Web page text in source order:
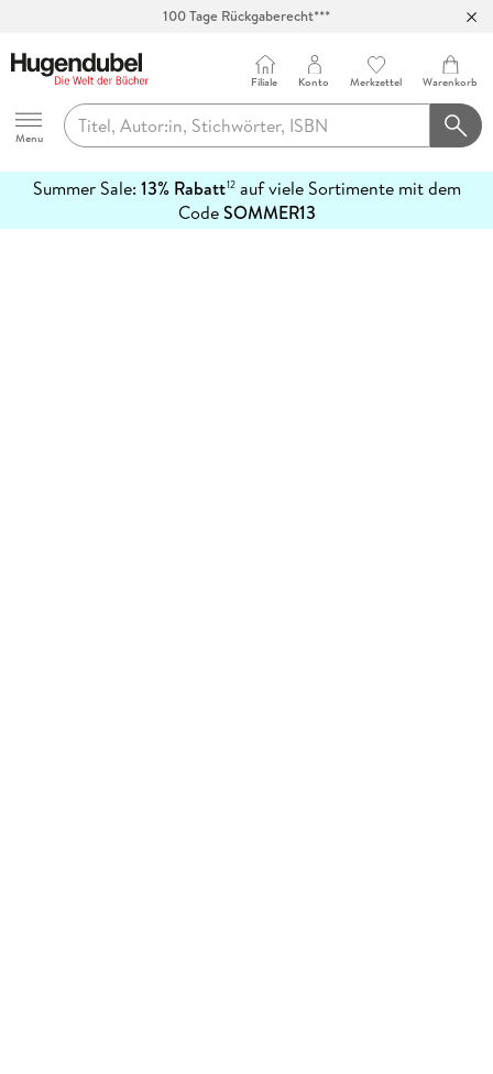
100 Tage Rückgaberecht***
Hugendubel
Menu
Filiale Konto Merkzettel Warenkorb
Summer Sale: 13% Rabatt12auf viele Sortimente mit dem
CodeSOMMER13
erfahren